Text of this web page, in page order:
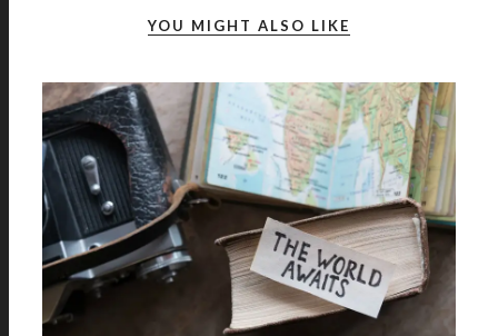
YOU MIGHT ALSO LIKE